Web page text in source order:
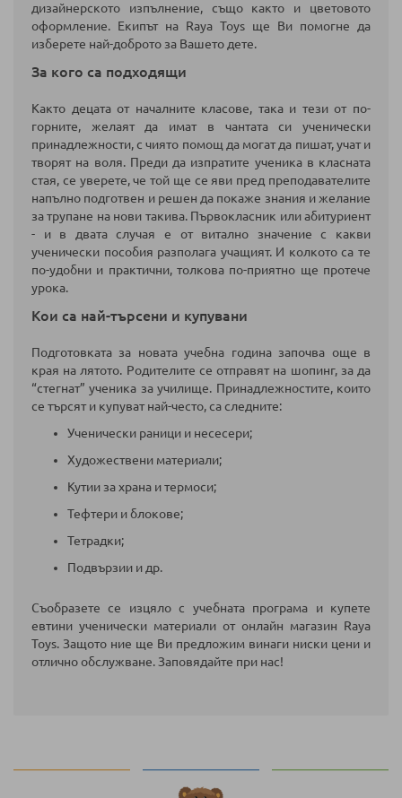
дизайнерското изпълнение, също както и цветовото
оформление. Екипът на Raya Toys ще Ви помогне да
изберете най-доброто за Вашето дете.
За кого са подходящи
Както децата от началните класове, така и тези от по-
горните, желаят да имат в чантата си ученически
принадлежности, с чиято помощ да могат да пишат, учат и
творят на воля. Преди да изпратите ученика в класната
стая, се уверете, че той ще се яви пред преподавателите
напълно подготвен и решен да покаже знания и желание
за трупане на нови такива. Първокласник или абитуриент
- и в двата случая е от витално значение с какви
ученически пособия разполага учащият. И колкото са те
по-удобни и практични, толкова по-приятно ще протече
урока.
Кои са най-търсени и купувани
Подготовката за новата учебна година започва още в
края на лятото. Родителите се отправят на шопинг, за да
“стегнат” ученика за училище. Принадлежностите, които
се търсят и купуват най-често, са следните:
Ученически раници и несесери;
Художествени материали;
Кутии за храна и термоси;
Тефтери и блокове;
Тетрадки;
Подвързии и др.
Съобразете се изцяло с учебната програма и купете
евтини ученически материали от онлайн магазин Raya
Toys. Защото ние ще Ви предложим винаги ниски цени и
отлично обслужване. Заповядайте при нас!